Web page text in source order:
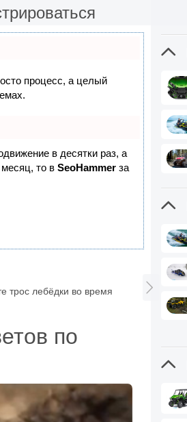
процесс, а целый
в десятки раз, а
то в SeoHammer за
трос лебёдки во время
по



